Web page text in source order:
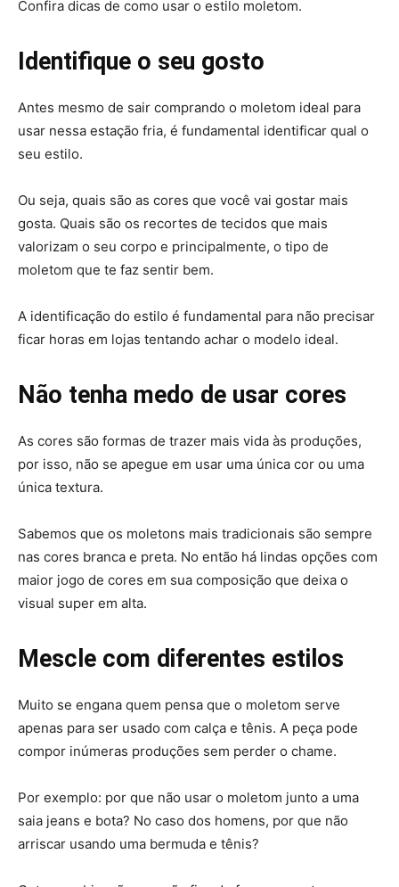
Confira dicas de como usar o estilo moletom.
Identifique o seu gosto
Antes mesmo de sair comprando o moletom ideal para
usar nessa estação fria, é fundamental identificar qual o
seu estilo.
Ou seja, quais são as cores que você vai gostar mais
gosta. Quais são os recortes de tecidos que mais
valorizam o seu corpo e principalmente, o tipo de
moletom que te faz sentir bem.
A identificação do estilo é fundamental para não precisar
ficar horas em lojas tentando achar o modelo ideal.
Não tenha medo de usar cores
As cores são formas de trazer mais vida às produções,
por isso, não se apegue em usar uma única cor ou uma
única textura.
Sabemos que os moletons mais tradicionais são sempre
nas cores branca e preta. No então há lindas opções com
maior jogo de cores em sua composição que deixa o
visual super em alta.
Mescle com diferentes estilos
Muito se engana quem pensa que o moletom serve
apenas para ser usado com calça e tênis. A peça pode
compor inúmeras produções sem perder o chame.
Por exemplo: por que não usar o moletom junto a uma
saia jeans e bota? No caso dos homens, por que não
arriscar usando uma bermuda e tênis?